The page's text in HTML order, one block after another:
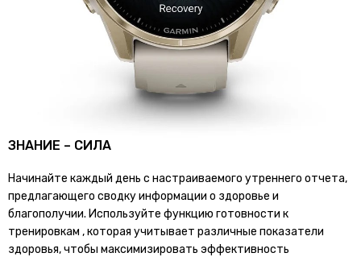
ЗНАНИЕ – СИЛА
Начинайте каждый день с настраиваемого утреннего отчета,
предлагающего сводку информации о здоровье и
благополучии. Используйте функцию готовности к
тренировкам , которая учитывает различные показатели
здоровья, чтобы максимизировать эффективность